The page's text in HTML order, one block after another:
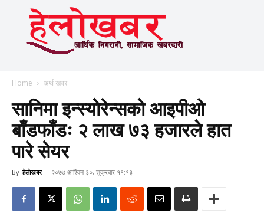
Home अर्थ खबर
सानिमा इन्स्योरेन्सको आइपीओ
बाँडफाँडः २ लाख ७३ हजारले हात
पारे सेयर
By हेलाेखबर - २०७७ आश्विन ३०, शुक्रबार ११:१३